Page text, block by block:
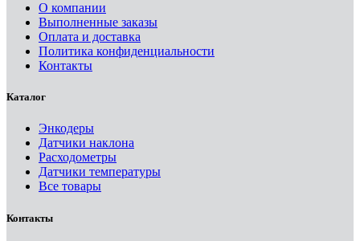
О компании
Выполненные заказы
Оплата и доставка
Политика конфиденциальности
Контакты
Каталог
Энкодеры
Датчики наклона
Расходометры
Датчики температуры
Все товары
Контакты